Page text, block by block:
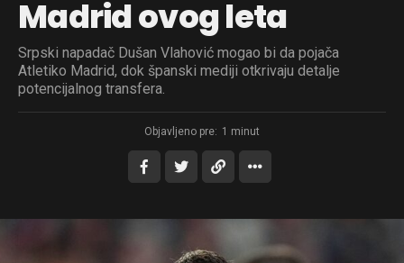
Madrid ovog leta
Srpski napadač Dušan Vlahović mogao bi da pojača
Atletiko Madrid, dok španski mediji otkrivaju detalje
potencijalnog transfera.
Objavljeno pre: 1 minut